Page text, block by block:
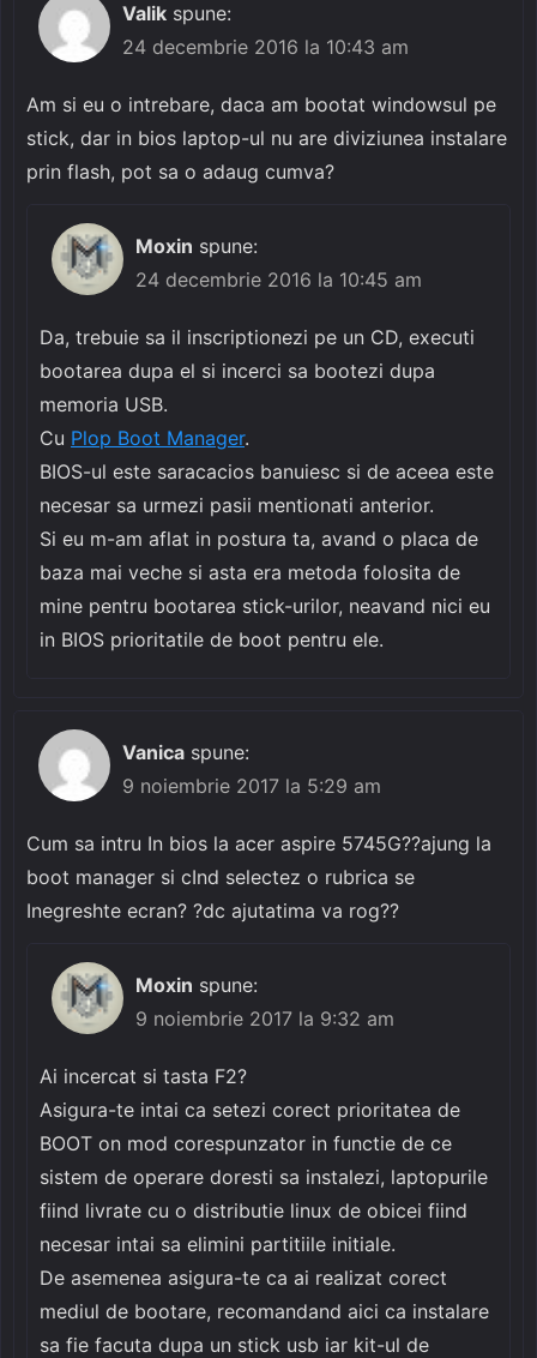
Valik spune:
24 decembrie 2016 la 10:43 am
Am si eu o intrebare, daca am bootat windowsul pe
stick, dar in bios laptop-ul nu are diviziunea instalare
prin flash, pot sa o adaug cumva?
Moxin spune:
24 decembrie 2016 la 10:45 am
Da, trebuie sa il inscriptionezi pe un CD, executi
bootarea dupa el si incerci sa bootezi dupa
memoria USB.
Cu Plop Boot Manager.
BIOS-ul este saracacios banuiesc si de aceea este
necesar sa urmezi pasii mentionati anterior.
Si eu m-am aflat in postura ta, avand o placa de
baza mai veche si asta era metoda folosita de
mine pentru bootarea stick-urilor, neavand nici eu
in BIOS prioritatile de boot pentru ele.
Vanica spune:
9 noiembrie 2017 la 5:29 am
Cum sa intru In bios la acer aspire 5745G??ajung la
boot manager si cInd selectez o rubrica se
Inegreshte ecran? ?dc ajutatima va rog??
Moxin spune:
9 noiembrie 2017 la 9:32 am
Ai incercat si tasta F2?
Asigura-te intai ca setezi corect prioritatea de
BOOT on mod corespunzator in functie de ce
sistem de operare doresti sa instalezi, laptopurile
fiind livrate cu o distributie linux de obicei fiind
necesar intai sa elimini partitiile initiale.
De asemenea asigura-te ca ai realizat corect
mediul de bootare, recomandand aici ca instalare
sa fie facuta dupa un stick usb iar kit-ul de